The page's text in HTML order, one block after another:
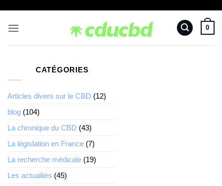
contenu
0
CATÉGORIES
Articles divers sur le CBD (12)
blog (104)
La chronique du CBD (43)
La législation en France (7)
La recherche médicale (19)
Les actualités (45)